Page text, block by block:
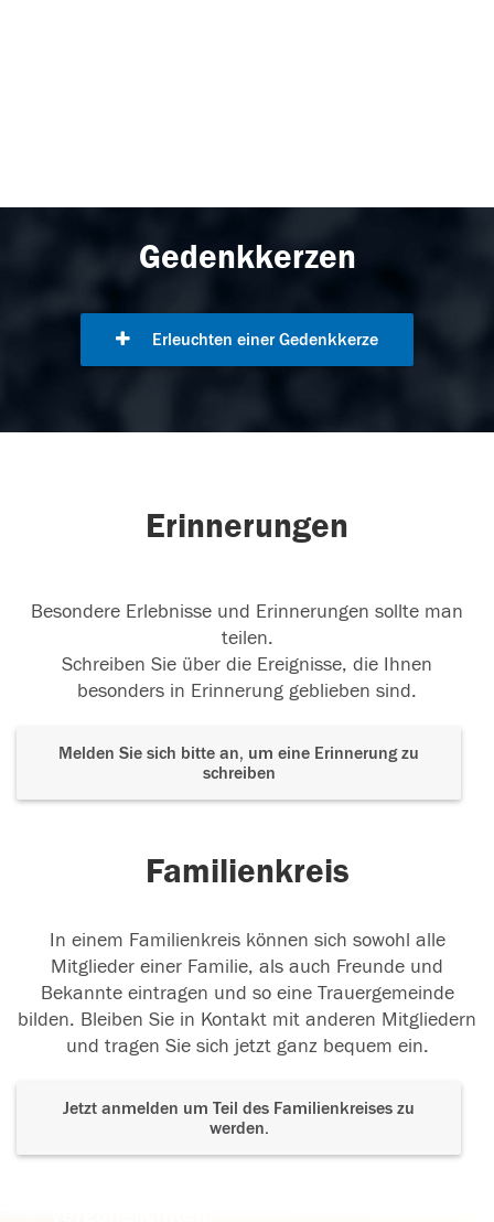
Gedenkkerzen
Erleuchten einer Gedenkkerze
Erinnerungen
Besondere Erlebnisse und Erinnerungen sollte man
teilen.
Schreiben Sie über die Ereignisse, die Ihnen
besonders in Erinnerung geblieben sind.
Melden Sie sich bitte an, um eine Erinnerung zu
schreiben
Familienkreis
In einem Familienkreis können sich sowohl alle
Mitglieder einer Familie, als auch Freunde und
Bekannte eintragen und so eine Trauergemeinde
bilden. Bleiben Sie in Kontakt mit anderen Mitgliedern
und tragen Sie sich jetzt ganz bequem ein.
Jetzt anmelden um Teil des Familienkreises zu
werden.